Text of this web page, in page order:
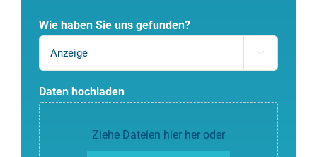
Wie haben Sie uns gefunden?

Daten hochladen
Ziehe Dateien hier her oder